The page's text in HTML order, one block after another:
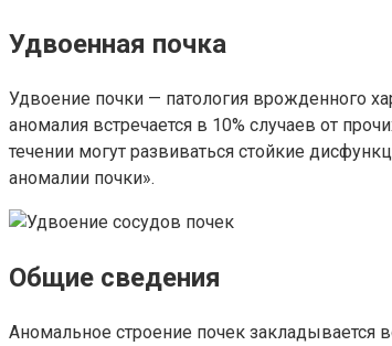
Удвоенная почка
Удвоение почки — патология врожденного
аномалия встречается в 10% случаев от
течении могут развиваться стойкие
аномалии почки».
Общие сведения
Аномальное строение почек закладывается